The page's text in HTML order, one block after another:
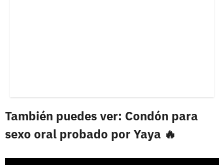
También puedes ver: Condón para
sexo oral probado por Yaya 🔥